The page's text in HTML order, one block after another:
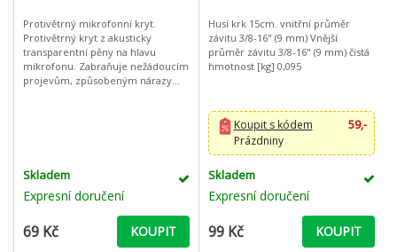
Protivětrný mikrofonní kryt.
Protivětrný kryt z akusticky
transparentní pěny na hlavu
mikrofonu. Zabraňuje nežádoucím
projevům, způsobeným nárazy
Skladem
Expresní doručení
69 Kč KOUPIT
Husí krk 15cm. vnitřní průměr
závitu 3/8-16" (9 mm) Vnější
průměr závitu 3/8-16" (9 mm) čistá
hmotnost [kg] 0,095
Koupit s kódem
59,-
Prázdniny
Skladem
Expresní doručení
99 Kč KOUPIT